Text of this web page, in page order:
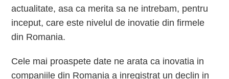
actualitate, asa ca merita sa ne intrebam, pentru
inceput, care este nivelul de inovatie din firmele
din Romania.
Cele mai proaspete date ne arata ca inovatia in
companiile din Romania a inregistrat un declin in